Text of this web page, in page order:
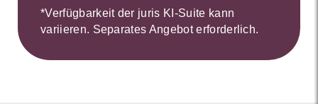
*Verfügbarkeit der juris KI-Suite kann
variieren. Separates Angebot erforderlich.